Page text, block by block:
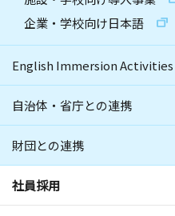
企業・学校向け日本語
English Immersion Activities
自治体・省庁との連携
財団との連携
社員採用